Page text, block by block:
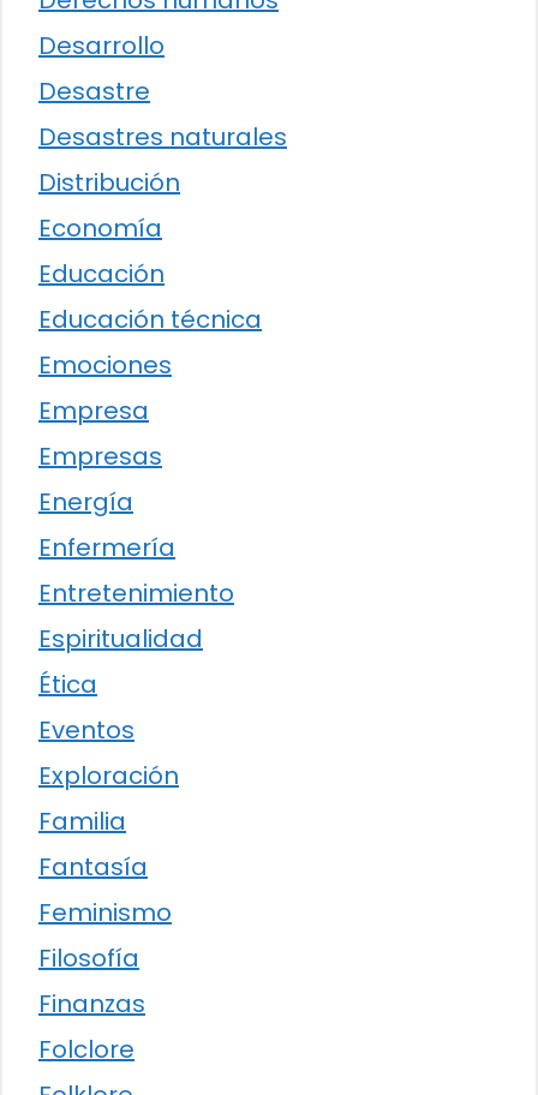
Desarrollo
Desastre
Desastres naturales
Distribución
Economía
Educación
Educación técnica
Emociones
Empresa
Empresas
Energía
Enfermería
Entretenimiento
Espiritualidad
Ética
Eventos
Exploración
Familia
Fantasía
Feminismo
Filosofía
Finanzas
Folclore